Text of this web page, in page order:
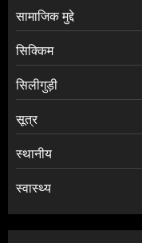
सामाजिक मुद्दे
सिक्किम
सिलीगुड़ी
सूत्र
स्थानीय
स्वास्थ्य